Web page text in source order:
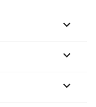


